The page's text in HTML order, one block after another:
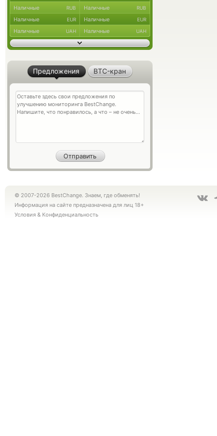
Наличные RUB Наличные RUB
Наличные EUR Наличные EUR
Наличные UAH Наличные UAH
Предложения BTC-кран
© 2007-2026 BestChange. Знаем, где обменять!
Информация на сайте предназначена для лиц 18+
Условия & Конфиденциальность